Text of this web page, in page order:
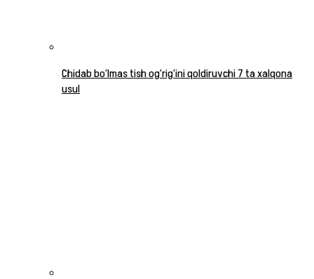
Chidab bo‘lmas tish og‘rig‘ini qoldiruvchi 7 ta xalqona
usul